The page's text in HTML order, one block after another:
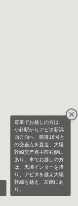
電車でお越しの方は、
小針駅からアピタ新潟
西方面へ、県道16号と
の交差点を直進、大堀
幹線交差点手前右側に
あり。車でお越しの方
は、黒埼インターを降
り、アピタを越え大堀
幹線を越え、左側にあ
り。